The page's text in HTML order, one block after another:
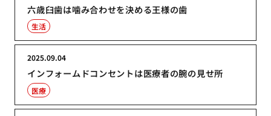
六歳臼歯は噛み合わせを決める王様の歯
生活
インフォームドコンセントは医療者の腕の見せ所
2025.09.04
医療